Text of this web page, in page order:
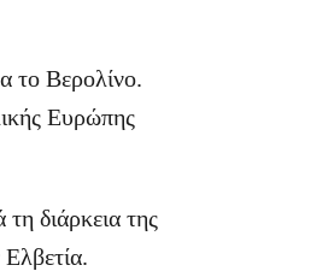
το Βερολίνο.
Ευρώπης
διάρκεια της